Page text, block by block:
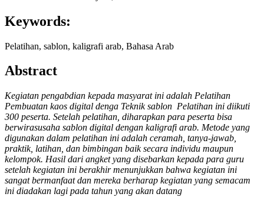
Keywords:
Pelatihan, sablon, kaligrafi arab, Bahasa Arab
Abstract
Kegiatan pengabdian kepada masyarat ini adalah Pelatihan
Pembuatan kaos digital denga Teknik sablon Pelatihan ini diikuti
300 peserta. Setelah pelatihan, diharapkan para peserta bisa
berwirasusaha sablon digital dengan kaligrafi arab. Metode yang
digunakan dalam pelatihan ini adalah ceramah, tanya-jawab,
praktik, latihan, dan bimbingan baik secara individu maupun
kelompok. Hasil dari angket yang disebarkan kepada para guru
setelah kegiatan ini berakhir menunjukkan bahwa kegiatan ini
sangat bermanfaat dan mereka berharap kegiatan yang semacam
ini diadakan lagi pada tahun yang akan datang